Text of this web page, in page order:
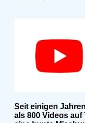
Seit einigen
als 800 Videos